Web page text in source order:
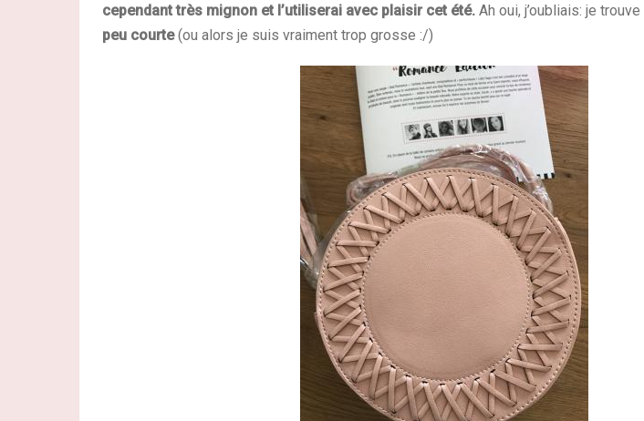
cependant très mignon et l’utiliserai avec plaisir cet été. Ah oui, j’oubliais: je trouve
peu courte(ou alors je suis vraiment trop grosse :/)